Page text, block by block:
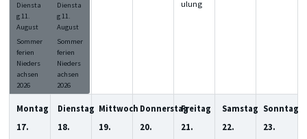
Diensta
g11.
August
Sommer
ferien
Nieders
achsen
2026
Diensta
g11.
August
Sommer
ferien
Nieders
achsen
2026
ulung
Montag
17.
Dienstag
18.
Mittwoch
19.
Donnerstag
20.
Freitag
21.
Samstag
22.
Sonntag
23.